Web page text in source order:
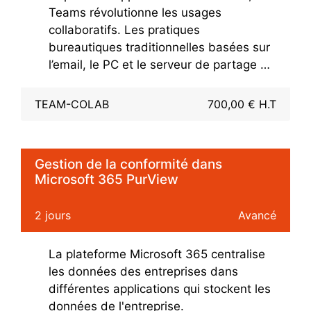
développement SPFx.
Teams révolutionne les usages
collaboratifs. Les pratiques
bureautiques traditionnelles basées sur
l’email, le PC et le serveur de partage de
Teams, une solution qui répond aux
situation de mobilité) et tout le temps
(temps réel) à leurs données de travail.
TEAM-COLAB 700,00 € H.T
Gestion de la conformité dans
Microsoft 365 PurView
2 jours Avancé
La plateforme Microsoft 365 centralise
les données des entreprises dans
différentes applications qui stockent les
données de l'entreprise.